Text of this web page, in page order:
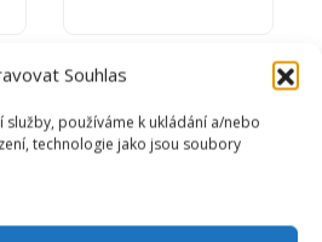
Souhlas
používáme k ukládání a/nebo
technologie jako jsou soubory